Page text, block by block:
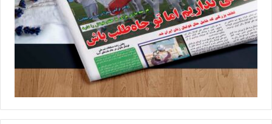
ملی‌حفاری اهواز 3-3 سایپا تهران
صنایع نوا آمل 0-3 مس رفسنجان